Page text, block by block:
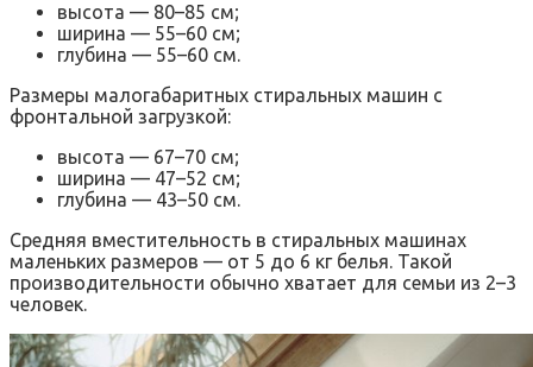
высота — 80–85 см;
ширина — 55–60 см;
глубина — 55–60 см.
Размеры малогабаритных стиральных машин с
фронтальной загрузкой:
высота — 67–70 см;
ширина — 47–52 см;
глубина — 43–50 см.
Средняя вместительность в стиральных машинах
маленьких размеров — от 5 до 6 кг белья. Такой
производительности обычно хватает для семьи из 2–3
человек.